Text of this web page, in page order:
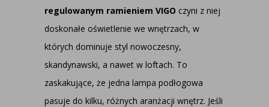
regulowanym ramieniem VIGO czyni z niej
doskonałe oświetlenie we wnętrzach, w
których dominuje styl nowoczesny,
skandynawski, a nawet w loftach. To
zaskakujące, że jedna lampa podłogowa
pasuje do kilku, różnych aranżacji wnętrz. Jeśli